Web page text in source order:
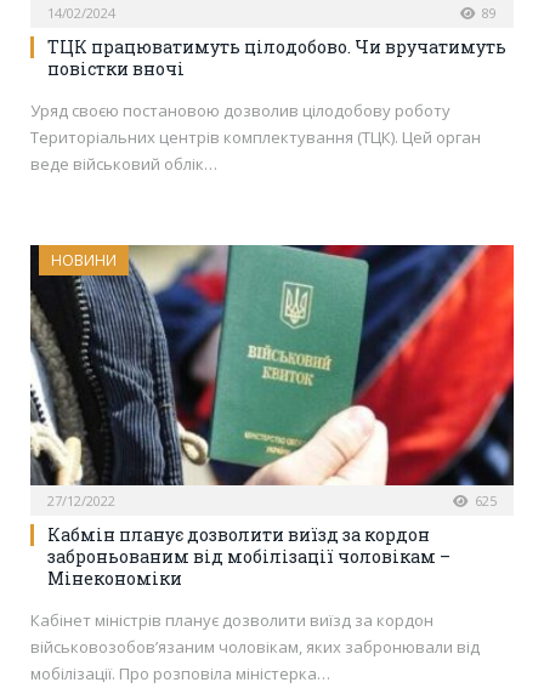
14/02/2024 89
ТЦК працюватимуть цілодобово. Чи вручатимуть
повістки вночі
Уряд своєю постановою дозволив цілодобову роботу
Територіальних центрів комплектування (ТЦК). Цей орган
веде військовий облік…
НОВИНИ
27/12/2022 625
Кабмін планує дозволити виїзд за кордон
заброньованим від мобілізації чоловікам –
Мінекономіки
Кабінет міністрів планує дозволити виїзд за кордон
військовозобов’язаним чоловікам, яких забронювали від
мобілізації. Про розповіла міністерка…